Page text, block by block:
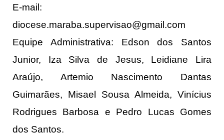
E-mail:
diocese.maraba.supervisao@gmail.com
Equipe Administrativa: Edson dos Santos
Junior, Iza Silva de Jesus, Leidiane Lira
Araújo, Artemio Nascimento Dantas
Guimarães, Misael Sousa Almeida, Vinícius
Rodrigues Barbosa e Pedro Lucas Gomes
dos Santos.